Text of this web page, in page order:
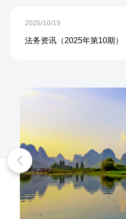
2025/10/19
法务资讯（2025年第10期）